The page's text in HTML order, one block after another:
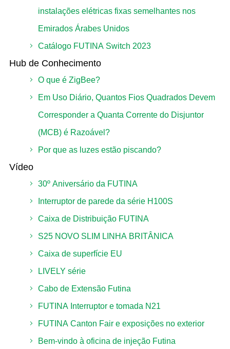
instalações elétricas fixas semelhantes nos
Emirados Árabes Unidos
Catálogo FUTINA Switch 2023
Hub de Conhecimento
O que é ZigBee?
Em Uso Diário, Quantos Fios Quadrados Devem
Corresponder a Quanta Corrente do Disjuntor
(MCB) é Razoável?
Por que as luzes estão piscando?
Vídeo
30º Aniversário da FUTINA
Interruptor de parede da série H100S
Caixa de Distribuição FUTINA
S25 NOVO SLIM LINHA BRITÂNICA
Caixa de superfície EU
LIVELY série
Cabo de Extensão Futina
FUTINA Interruptor e tomada N21
FUTINA Canton Fair e exposições no exterior
Bem-vindo à oficina de injeção Futina